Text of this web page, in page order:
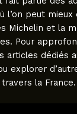
l’on peut
Michelin et la
Pour
articles dédiés
explorer
la France.